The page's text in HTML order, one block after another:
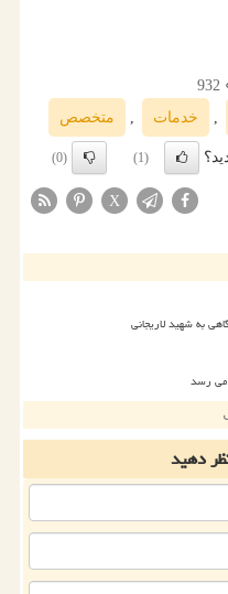
932
خدمات متخصص
(1)
(0)
X
به شهید لاریجانی
می رسد
دهید